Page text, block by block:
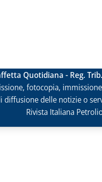
Quotidiana - Reg.
fotocopia,
delle notizie o
Rivista Italiana